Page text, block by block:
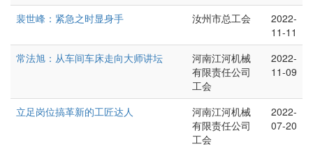
裴世峰：紧急之时显身手
汝州市总工会
2022-
11-11
常法旭：从车间车床走向大师讲坛
河南江河机械
有限责任公司
工会
2022-
11-09
立足岗位搞革新的工匠达人
河南江河机械
有限责任公司
工会
2022-
07-20